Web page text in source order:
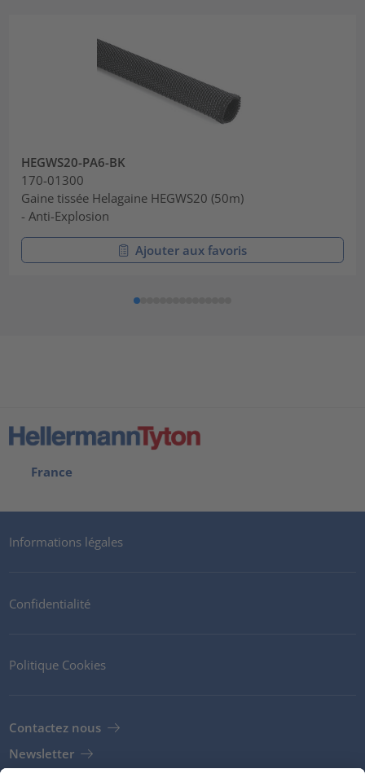
HEGWS20-PA6-BK
170-01300
Gaine tissée Helagaine HEGWS20 (50m)
- Anti-Explosion
Ajouter aux favoris
France
Informations légales
Confidentialité
Politique Cookies
Contactez nous
Newsletter